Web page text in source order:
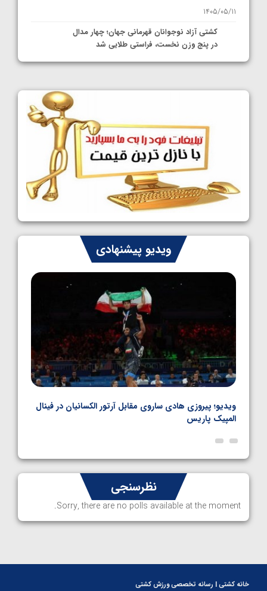
1405/05/11
کشتی آزاد نوجوانان قهرمانی جهان؛ چهار مدال
در پنج وزن نخست، فراستی طلایی شد
1405/05/11
کشتی آزاد نوجوانان جهان؛ رقبای نمایندگان
ایران مشخص شدند
1405/05/08
کشتی فرنگی نوجوانان جهان؛ سکوی تیمی
سوم برای ایران
1405/05/07
ایران چشم به راه چهار مدال در پنج وزن دوم
کشتی فرنگی نوجوانان جهان
1405/05/06
ویدیو پیشنهادی
ویدیو؛ پیروزی هادی ساروی مقابل آرتور الکسانیان در فینال
المپیک پاریس
نظرسنجی
Sorry, there are no polls available at the moment.
خانه کشتی | رسانه تخصصی ورزش کشتی